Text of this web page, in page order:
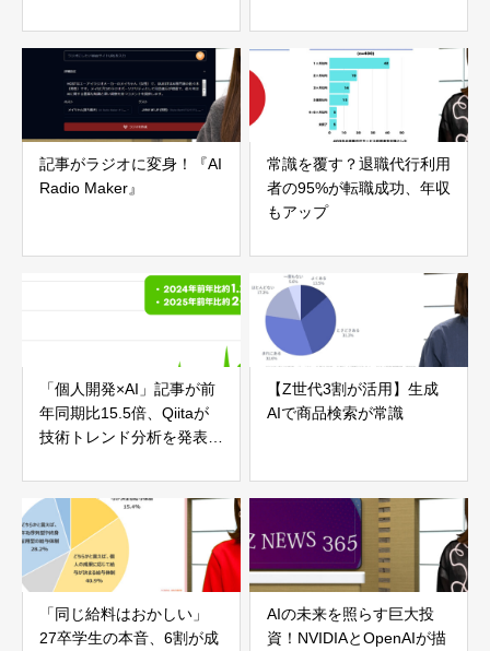
記事がラジオに変身！『AI
Radio Maker』
常識を覆す？退職代行利用
者の95%が転職成功、年収
もアップ
「個人開発×AI」記事が前
年同期比15.5倍、Qiitaが
技術トレンド分析を発表
「自律的なパートナー」へ
【Z世代3割が活用】生成
AIで商品検索が常識
「同じ給料はおかしい」
27卒学生の本音、6割が成
AIの未来を照らす巨大投
資！NVIDIAとOpenAIが描